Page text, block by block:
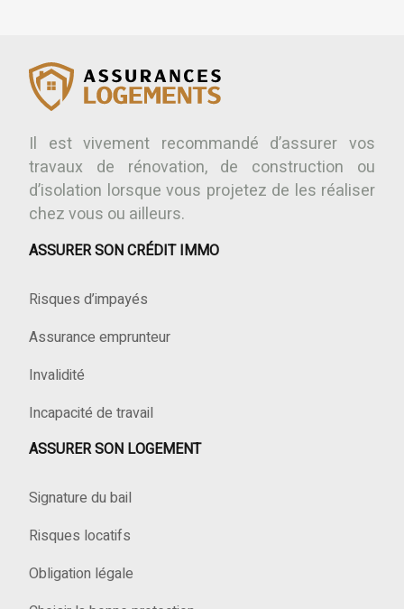
Il est vivement recommandé d’assurer vos
travaux de rénovation, de construction ou
d’isolation lorsque vous projetez de les réaliser
chez vous ou ailleurs.
ASSURER SON CRÉDIT IMMO
Risques d’impayés
Assurance emprunteur
Invalidité
Incapacité de travail
ASSURER SON LOGEMENT
Signature du bail
Risques locatifs
Obligation légale